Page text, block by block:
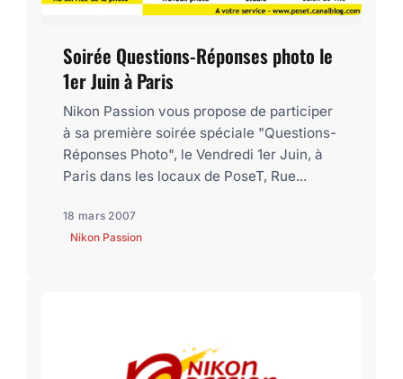
Soirée Questions-Réponses photo le
1er Juin à Paris
Nikon Passion vous propose de participer
à sa première soirée spéciale "Questions-
Réponses Photo", le Vendredi 1er Juin, à
Paris dans les locaux de PoseT, Rue...
18 mars 2007
Nikon Passion